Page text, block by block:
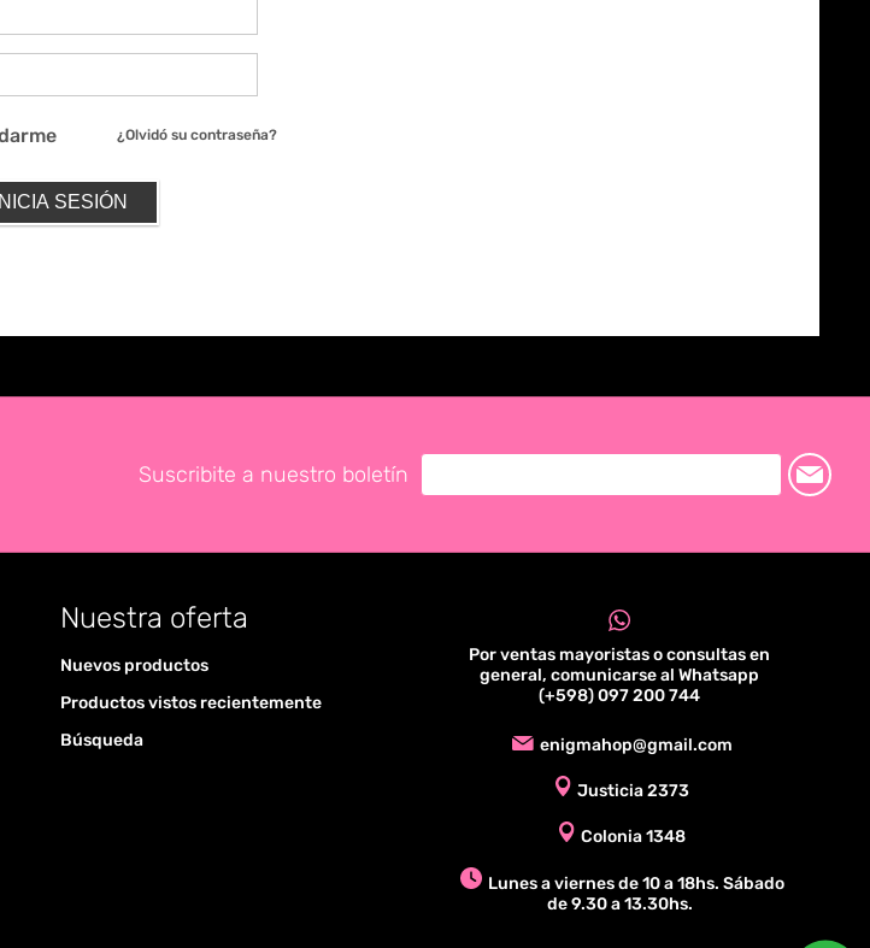
¿Olvidó su contraseña?
Suscribite a nuestro boletín
Nuestra oferta
Nuevos productos
Productos vistos recientemente
Búsqueda
Por ventas mayoristas o consultas en
general, comunicarse al Whatsapp
(+598) 097 200 744
enigmahop@gmail.com
Justicia 2373
Colonia 1348
Lunes a viernes de 10 a 18hs. Sábado
de 9.30 a 13.30hs.